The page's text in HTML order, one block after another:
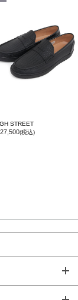
STREET
(税込)